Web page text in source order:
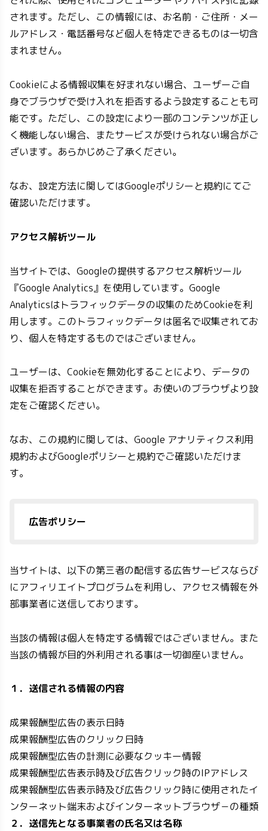
されます。ただし、この情報には、お名前・ご住所・メー
ルアドレス・電話番号など個人を特定できるものは一切含
まれません。
Cookieによる情報収集を好まれない場合、ユーザーご自
身でブラウザで受け入れを拒否するよう設定することも可
能です。ただし、この設定により一部のコンテンツが正し
く機能しない場合、またサービスが受けられない場合がご
ざいます。あらかじめご了承ください。
なお、設定方法に関してはGoogleポリシーと規約にてご
確認いただけます。
アクセス解析ツール
当サイトでは、Googleの提供するアクセス解析ツール
『Google Analytics』を使用しています。Google
Analyticsはトラフィックデータの収集のためCookieを利
用します。このトラフィックデータは匿名で収集されてお
り、個人を特定するものではございません。
ユーザーは、Cookieを無効化することにより、データの
収集を拒否することができます。お使いのブラウザより設
定をご確認ください。
なお、この規約に関しては、Google アナリティクス利用
規約およびGoogleポリシーと規約でご確認いただけま
す。
広告ポリシー
当サイトは、以下の第三者の配信する広告サービスならび
にアフィリエイトプログラムを利用し、アクセス情報を外
部事業者に送信しております。
当該の情報は個人を特定する情報ではございません。また
当該の情報が目的外利用される事は一切御座いません。
１．送信される情報の内容
成果報酬型広告の表示日時
成果報酬型広告のクリック日時
成果報酬型広告の計測に必要なクッキー情報
成果報酬型広告表示時及び広告クリック時のIPアドレス
成果報酬型広告表示時及び広告クリック時に使用されたイ
ンターネット端末およびインターネットブラウザ－の種類
２．送信先となる事業者の氏名又は名称